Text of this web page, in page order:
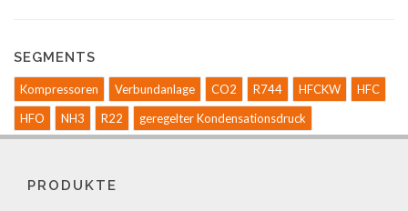
SEGMENTS
Kompressoren Verbundanlage CO2 R744 HFCKW
HFC
HFO
NH3 R22 geregelter Kondensationsdruck
PRODUKTE